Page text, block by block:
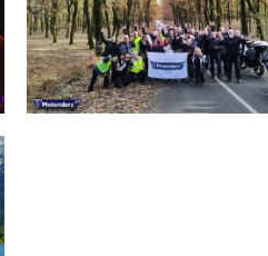
3/12/2023
Εξορμήσεις 2023 Εξορμήσεις
Ελλάδος